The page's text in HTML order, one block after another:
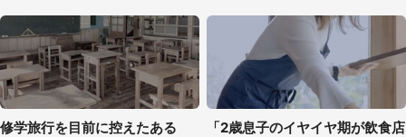
修学旅行を目前に控えたある
「2歳息子のイヤイヤ期が飲食店